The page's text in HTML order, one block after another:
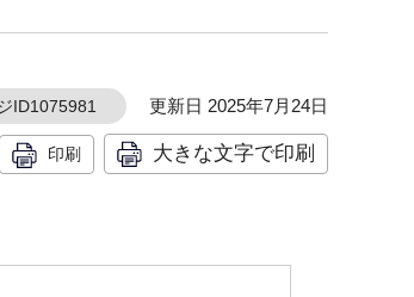
ID1075981 更新日 2025年7月24日
印刷 大きな文字で印刷